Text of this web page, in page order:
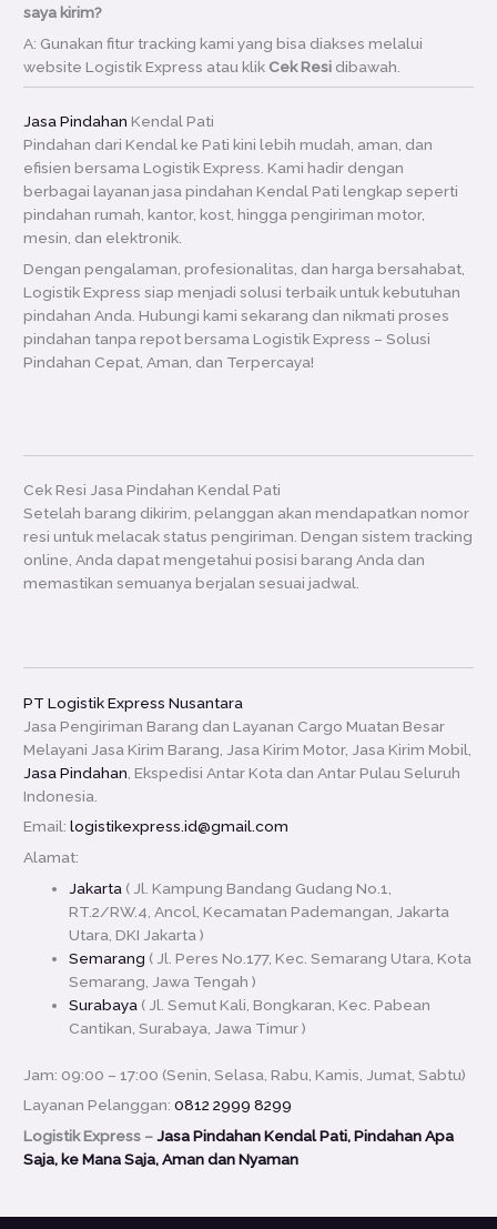
saya kirim?
A: Gunakan fitur tracking kami yang bisa diakses melalui
website Logistik Express atau klik Cek Resi dibawah.
Jasa Pindahan Kendal Pati
Pindahan dari Kendal ke Pati kini lebih mudah, aman, dan
efisien bersama Logistik Express. Kami hadir dengan
berbagai layanan jasa pindahan Kendal Pati lengkap seperti
pindahan rumah, kantor, kost, hingga pengiriman motor,
mesin, dan elektronik.
Dengan pengalaman, profesionalitas, dan harga bersahabat,
Logistik Express siap menjadi solusi terbaik untuk kebutuhan
pindahan Anda. Hubungi kami sekarang dan nikmati proses
pindahan tanpa repot bersama Logistik Express – Solusi
Pindahan Cepat, Aman, dan Terpercaya!
Cek Resi Jasa Pindahan Kendal Pati
Setelah barang dikirim, pelanggan akan mendapatkan nomor
resi untuk melacak status pengiriman. Dengan sistem tracking
online, Anda dapat mengetahui posisi barang Anda dan
memastikan semuanya berjalan sesuai jadwal.
PT Logistik Express Nusantara
Jasa Pengiriman Barang dan Layanan Cargo Muatan Besar
Melayani Jasa Kirim Barang, Jasa Kirim Motor, Jasa Kirim Mobil,
Jasa Pindahan , Ekspedisi Antar Kota dan Antar Pulau Seluruh
Indonesia.
Email:logistikexpress.id@gmail.com
Alamat:
Jakarta ( Jl. Kampung Bandang Gudang No.1,
RT.2/RW.4, Ancol, Kecamatan Pademangan, Jakarta
Utara, DKI Jakarta )
Semarang ( Jl. Peres No.177, Kec. Semarang Utara, Kota
Semarang, Jawa Tengah )
Surabaya ( Jl. Semut Kali, Bongkaran, Kec. Pabean
Cantikan, Surabaya, Jawa Timur )
Jam: 09:00 – 17:00 (Senin, Selasa, Rabu, Kamis, Jumat, Sabtu)
Layanan Pelanggan:0812 2999 8299
Logistik Express –Jasa Pindahan Kendal Pati, Pindahan Apa
Saja, ke Mana Saja, Aman dan Nyaman